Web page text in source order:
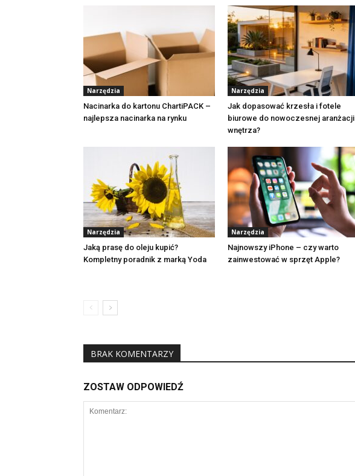
Narzędzia
Nacinarka do kartonu ChartiPACK –
najlepsza nacinarka na rynku
Narzędzia
Jak dopasować krzesła i fotele
biurowe do nowoczesnej aranżacji
wnętrza?
Narzędzia
Jaką prasę do oleju kupić?
Kompletny poradnik z marką Yoda
Narzędzia
Najnowszy iPhone – czy warto
zainwestować w sprzęt Apple?
BRAK KOMENTARZY
ZOSTAW ODPOWIEDŹ